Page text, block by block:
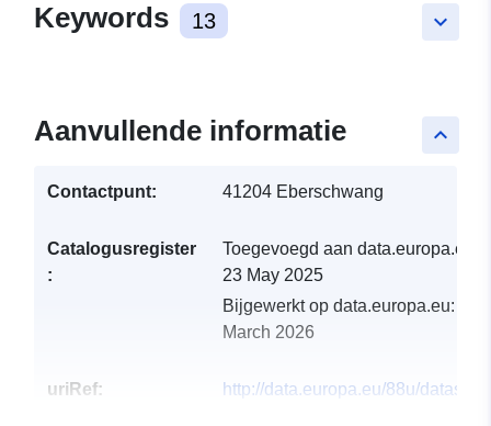
keyboard_arrow_down
Keywords 13
keyboard_arrow_up
Aanvullende informatie
Contactpunt: 41204 Eberschwang
Catalogusregister
:
Toegevoegd aan data.europa.eu:
23 May 2025
Bijgewerkt op data.europa.eu:
March 2026
uriRef:
http://data.europa.eu/88u/